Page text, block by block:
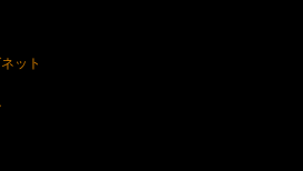
ット